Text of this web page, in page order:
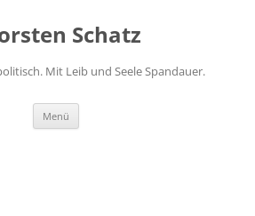
Schatz
Mit Leib und Seele Spandauer.
Menü